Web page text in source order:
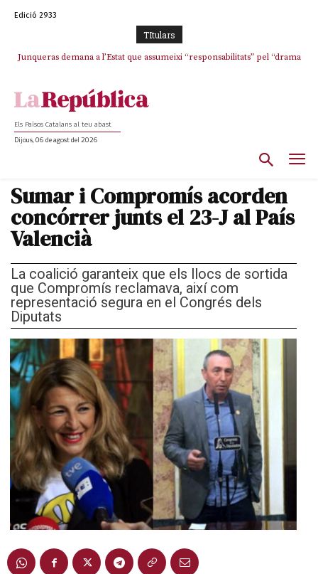
Edició 2933
TItulars
Junqueras demana a l’Estat que assumeixi “responsabilitats” pel “drama
Crisi total a ERC Girona
Els Països Catalans al teu abast
Dijous, 06 de agost del 2026
Sumar i Compromís acorden
concórrer junts el 23-J al País
Valencià
La coalició garanteix que els llocs de sortida
que Compromís reclamava, així com
representació segura en el Congrés dels
Diputats